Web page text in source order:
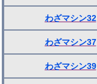
わざマシン32
わざマシン37
わざマシン39